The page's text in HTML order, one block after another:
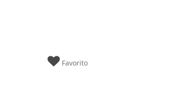
Favorito